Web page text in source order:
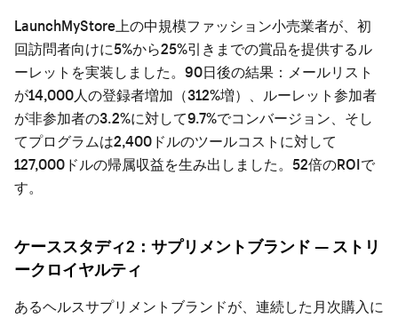
LaunchMyStore上の中規模ファッション小売業者が、初
回訪問者向けに5%から25%引きまでの賞品を提供するル
ーレットを実装しました。90日後の結果：メールリスト
が14,000人の登録者増加（312%増）、ルーレット参加者
が非参加者の3.2%に対して9.7%でコンバージョン、そし
てプログラムは2,400ドルのツールコストに対して
127,000ドルの帰属収益を生み出しました。52倍のROIで
す。
ケーススタディ2：サプリメントブランド — ストリ
ークロイヤルティ
あるヘルスサプリメントブランドが、連続した月次購入に